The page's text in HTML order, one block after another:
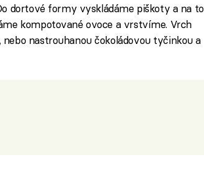
dortové formy vyskládáme piškoty a na to
kompotované ovoce a vrstvíme. Vrch
nastrouhanou čokoládovou tyčinkou a